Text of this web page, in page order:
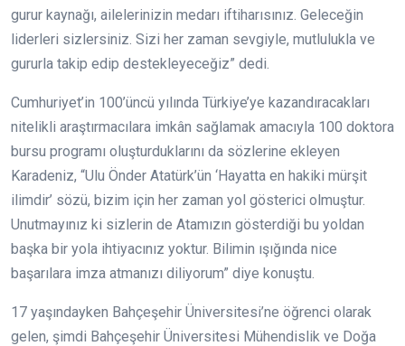
gurur kaynağı, ailelerinizin medarı iftiharısınız. Geleceğin
liderleri sizlersiniz. Sizi her zaman sevgiyle, mutlulukla ve
gururla takip edip destekleyeceğiz” dedi.
Cumhuriyet’in 100’üncü yılında Türkiye’ye kazandıracakları
nitelikli araştırmacılara imkân sağlamak amacıyla 100 doktora
bursu programı oluşturduklarını da sözlerine ekleyen
Karadeniz, “Ulu Önder Atatürk’ün ‘Hayatta en hakiki mürşit
ilimdir’ sözü, bizim için her zaman yol gösterici olmuştur.
Unutmayınız ki sizlerin de Atamızın gösterdiği bu yoldan
başka bir yola ihtiyacınız yoktur. Bilimin ışığında nice
başarılara imza atmanızı diliyorum” diye konuştu.
17 yaşındayken Bahçeşehir Üniversitesi’ne öğrenci olarak
gelen, şimdi Bahçeşehir Üniversitesi Mühendislik ve Doğa